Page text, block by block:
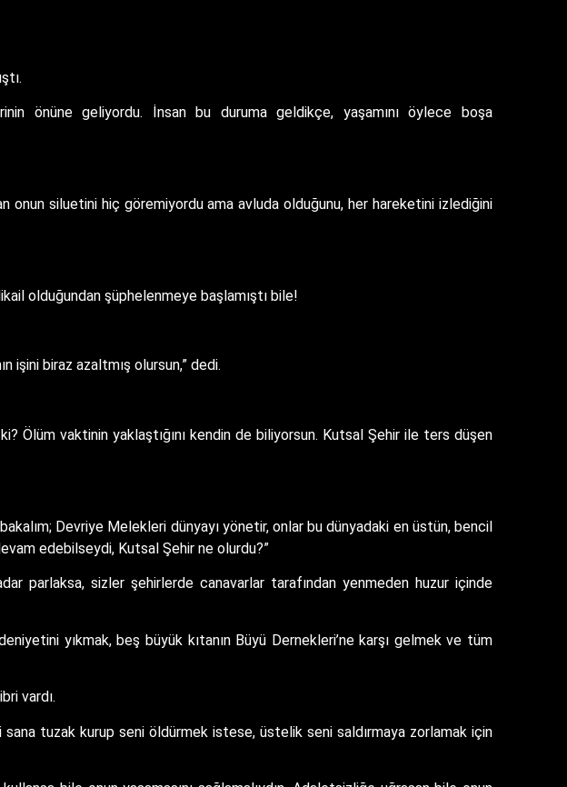
önüne geliyordu. İnsan bu duruma geldikçe, yaşamını öylece boşa
siluetini hiç göremiyordu ama avluda olduğunu, her hareketini izlediğini
olduğundan şüphelenmeye başlamıştı bile!
işini biraz azaltmış olursun,” dedi.
Ölüm vaktinin yaklaştığını kendin de biliyorsun. Kutsal Şehir ile ters düşen
Devriye Melekleri dünyayı yönetir, onlar bu dünyadaki en üstün, bencil
edebilseydi, Kutsal Şehir ne olurdu?”
parlaksa, sizler şehirlerde canavarlar tarafından yenmeden huzur içinde
yıkmak, beş büyük kıtanın Büyü Dernekleri’ne karşı gelmek ve tüm
vardı.
sana tuzak kurup seni öldürmek istese, üstelik seni saldırmaya zorlamak için